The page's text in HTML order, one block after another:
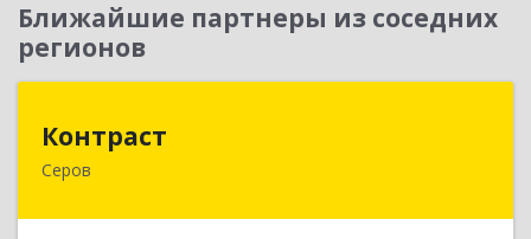
Ближайшие партнеры из соседних
регионов
Контраст
Серов
624993, Свердловская обл, Серов г, Ленина ул,